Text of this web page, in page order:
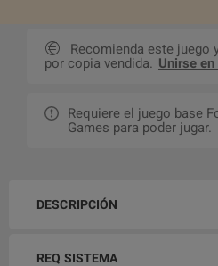
Recomienda este juego
por copia vendida. Unirse
Requiere el juego base
Games para poder jugar.
DESCRIPCIÓN
REQ SISTEMA